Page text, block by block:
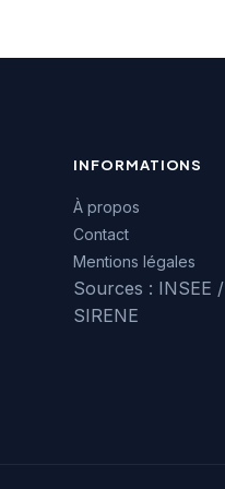
INFORMATIONS
À propos
Contact
Mentions légales
Sources : INSEE /
SIRENE